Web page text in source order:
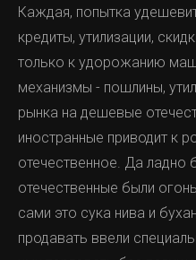
Каждая, попытка
кредиты, утилизации,
только к удорожанию
механизмы - пошлины,
рынка на дешевые
иностранные приводит к
отечественное. Да
отечественные были
сами это сука нива и
продавать ввели